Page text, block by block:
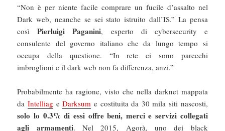
“Non è per niente facile comprare un fucile d’assalto nel
Dark web, neanche se sei stato istruito dall’IS.” La pensa
cosìPierluigi Paganini, esperto di cybersecurity e
consulente del governo italiano che da lungo tempo si
occupa della questione. “In rete ci sono parecchi
imbroglioni e il dark web non fa differenza, anzi.”
Probabilmente ha ragione, visto che nella darknet mappata
daIntelliag eDarksum e costituita da 30 mila siti nascosti,
solo lo 0.3% di essi offre beni, merci e servizi collegati
agli armamenti. Nel 2015, Agorà, uno dei black